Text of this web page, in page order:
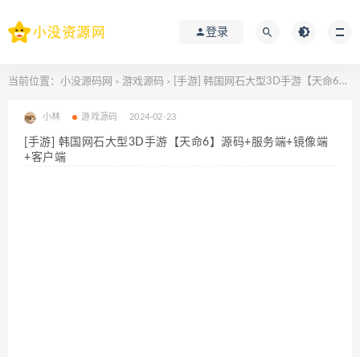
登录
当前位置： 小没源码网 > 游戏源码 > [手游] 韩国网石大型3D手游【天命6】源码+服务端+镜像端+客户端
小林 游戏源码 2024-02-23
[手游] 韩国网石大型3D手游【天命6】源码+服务端+镜像端
+客户端